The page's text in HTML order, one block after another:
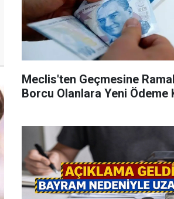
Meclis'ten Geçmesine
Borcu Olanlara Yeni Ödeme